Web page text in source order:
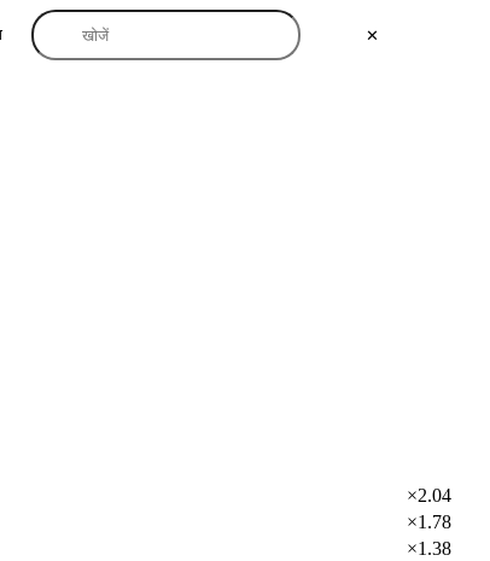
✕
×2.04
×1.78
×1.38